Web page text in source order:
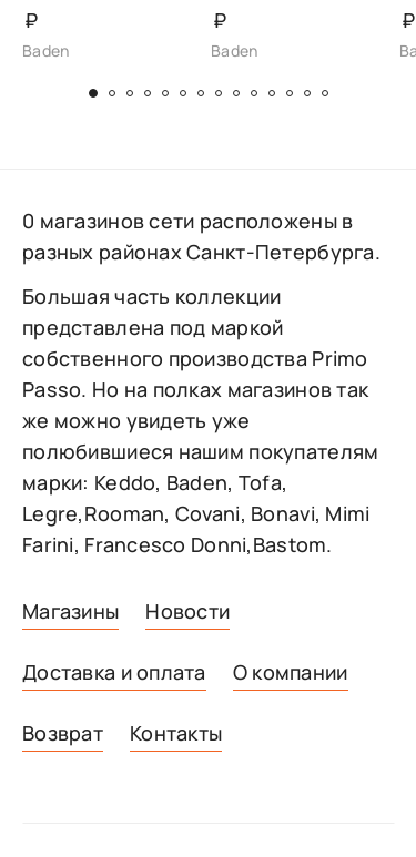
₽
Baden
₽
Baden
₽
Магазины Новости
Доставка и оплата О компании
Возврат Контакты
0 магазинов сети расположены в
разных районах Санкт-Петербурга.
Большая часть коллекции
представлена под маркой
собственного производства Primo
Passo. Но на полках магазинов так
же можно увидеть уже
полюбившиеся нашим покупателям
марки: Keddo, Baden, Tofa,
Legre,Rooman, Covani, Bonavi, Mimi
Farini, Francesco Donni,Bastom.